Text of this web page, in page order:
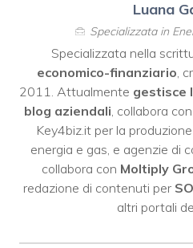
Luana
Specializzata in
Specializzata nella
economico-finanziario ,
2011. Attualmente gestisce
blog aziendali , collabora
Key4biz.it per la
energia e gas, e agenzie di
collabora con Moltiply
redazione di contenuti per
altri portali